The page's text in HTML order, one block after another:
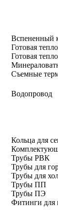
Вспененный
Готовая
Готовая
Съемные
Водопровод
Кольца для
Трубы РВК
Трубы для
Трубы для
Трубы ПП
Трубы ПЭ
Фитинги для